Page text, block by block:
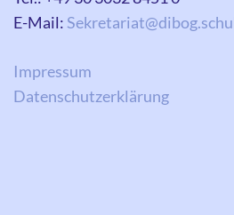
E-Mail:
Impressum
Datenschutzerklärung